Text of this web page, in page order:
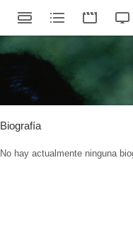
Biografía
No hay actualmente ninguna